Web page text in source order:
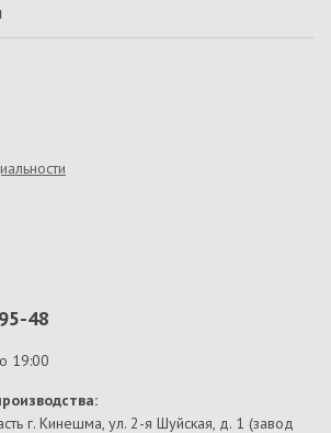
48
19:00
г. Кинешма, ул. 2-я Шуйская, д. 1 (завод